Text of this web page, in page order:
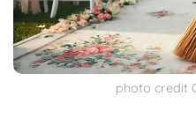
photo credit